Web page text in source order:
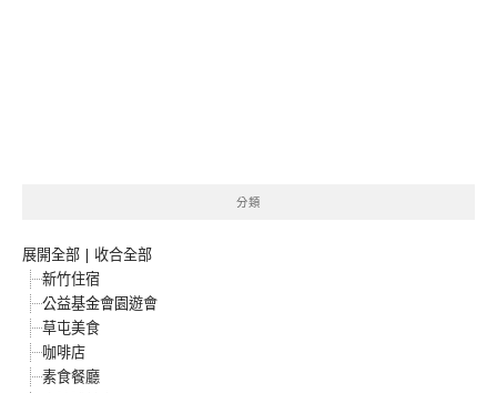
分類
展開全部 | 收合全部
新竹住宿
公益基金會園遊會
草屯美食
咖啡店
素食餐廳